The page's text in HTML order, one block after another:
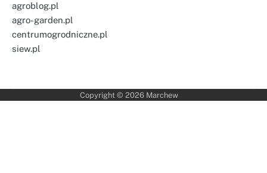
agroblog.pl
agro-garden.pl
centrumogrodniczne.pl
siew.pl
Copyright © 2026 Marchew